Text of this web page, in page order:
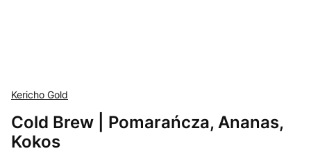
Kericho Gold
Cold Brew | Pomarańcza, Ananas,
Kokos